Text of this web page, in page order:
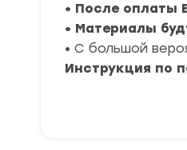
• После оплаты
• Материалы
• С большой
Инструкция по